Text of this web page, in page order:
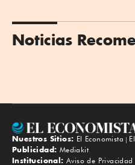
Noticias
Nuestros Sitios: El Economista
Publicidad: Mediakit
Institucional: Aviso de Privacidad